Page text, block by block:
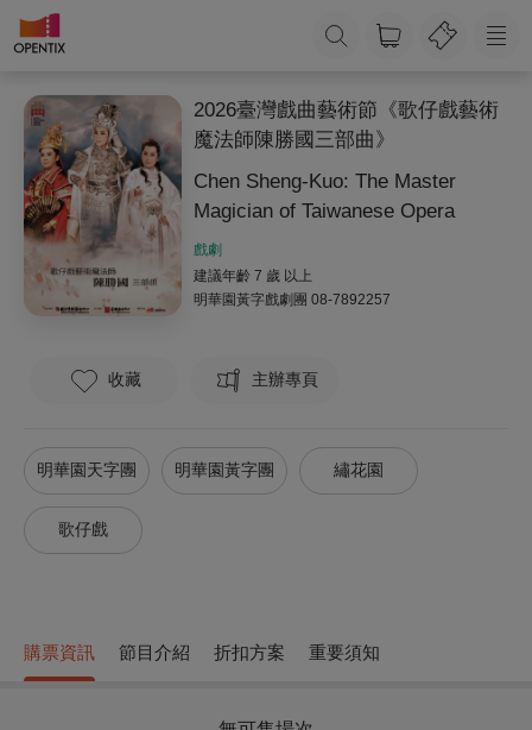
2026臺灣戲曲藝術節《歌仔戲藝術
魔法師陳勝國三部曲》
Chen Sheng-Kuo: The Master
Magician of Taiwanese Opera
戲劇
建議年齡 7 歲 以上
明華園黃字戲劇團 08-7892257
收藏 主辦專頁
明華園天字團 明華園黃字團 繡花園
歌仔戲
購票資訊 節目介紹 折扣方案 重要須知